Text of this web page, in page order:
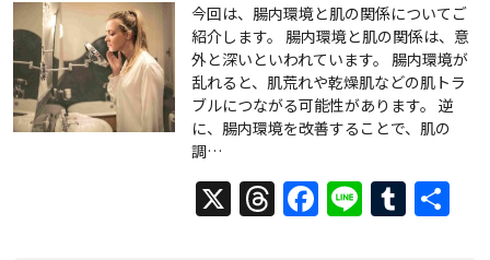
今回は、腸内環境と肌の関係についてご
紹介します。 腸内環境と肌の関係は、意
外と深いといわれています。 腸内環境が
乱れると、肌荒れや乾燥肌などの肌トラ
ブルにつながる可能性があります。 逆
に、腸内環境を改善することで、肌の
調…
X Threads
Facebook
Line